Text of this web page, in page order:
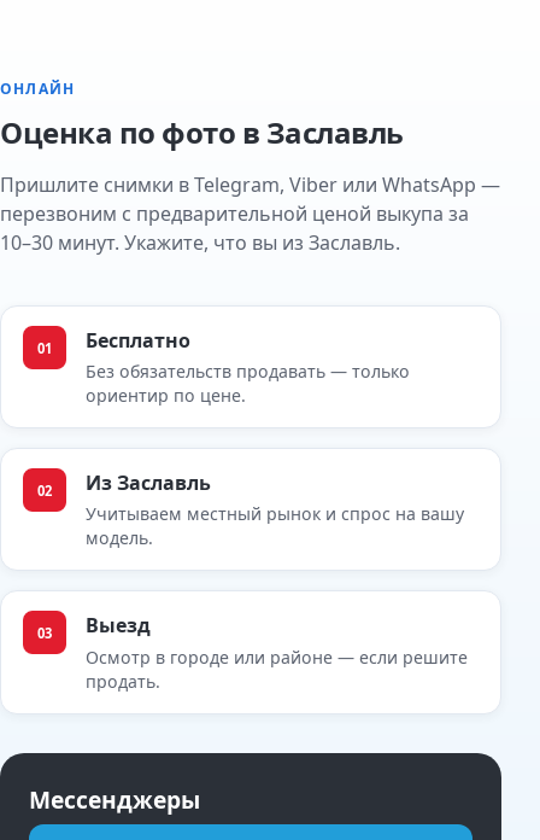
ОНЛАЙН
Оценка по фото в Заславль
Пришлите снимки в Telegram, Viber или WhatsApp —
перезвоним с предварительной ценой выкупа за
10–30 минут. Укажите, что вы из Заславль.
01 Бесплатно
Без обязательств продавать — только
ориентир по цене.
02 Из Заславль
Учитываем местный рынок и спрос на вашу
модель.
03 Выезд
Осмотр в городе или районе — если решите
продать.
Мессенджеры